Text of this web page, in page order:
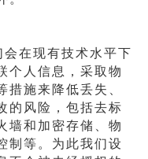
在现有技术水平下
个人信息，采取物
施来降低丢失、
的风险，包括去标
墙和加密存储、物
制等。为此我们设